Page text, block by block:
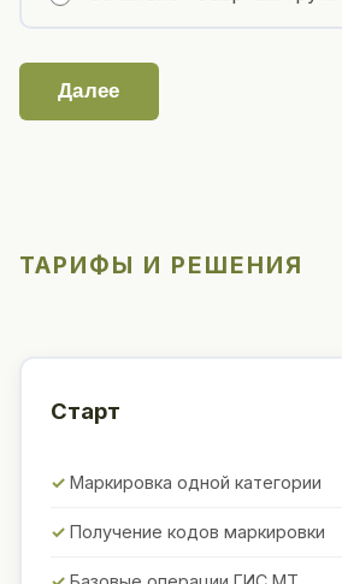
Далее
ТАРИФЫ И РЕШЕНИЯ
Старт
Маркировка одной категории
Получение кодов маркировки